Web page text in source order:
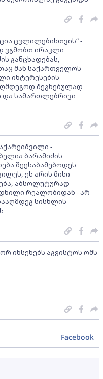
ცვლილებისთვის“ -
ვგმობთ ირაკლი
განცხადებას,
მან საქართველოს
ინტერესების
შეგნებულად
და სამართლებრივი
-
ბარამიძის
შეესაბამებოდეს
ეს არის მისი
აბსოლუტურად
რეალობიდან - არ
სისხლის
იხსენებს აგვისტოს ომს
Facebook